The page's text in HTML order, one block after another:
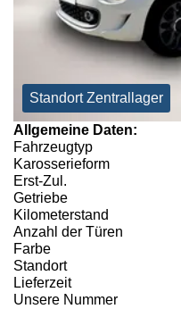
Standort Zentrallager
Allgemeine Daten:
Fahrzeugtyp
Karosserieform
Erst-Zul.
Getriebe
Kilometerstand
Anzahl der Türen
Farbe
Standort
Lieferzeit
Unsere Nummer